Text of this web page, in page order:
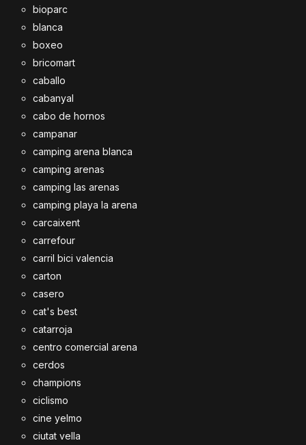
bioparc
blanca
boxeo
bricomart
caballo
cabanyal
cabo de hornos
campanar
camping arena blanca
camping arenas
camping las arenas
camping playa la arena
carcaixent
carrefour
carril bici valencia
carton
casero
cat's best
catarroja
centro comercial arena
cerdos
champions
ciclismo
cine yelmo
ciutat vella